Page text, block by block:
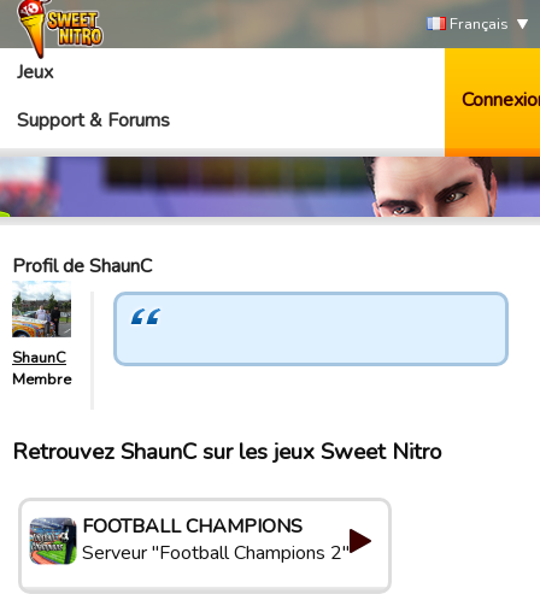
Français
Jeux
Support & Forums
Profil de ShaunC
ShaunC
Membre
Retrouvez ShaunC sur les jeux Sweet Nitro
FOOTBALL CHAMPIONS
Serveur "Football Champions 2"